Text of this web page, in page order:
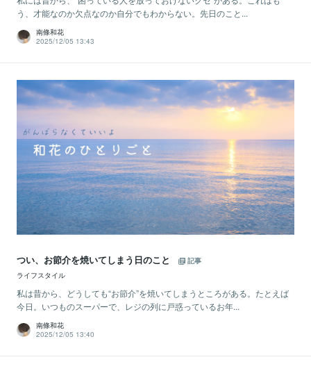
う、才能なのか欠点なのか自分でもわからない。先日のこと...
南條和花
2025/12/05 13:43
つい、お節介を焼いてしまう日のこと
記事
ライフスタイル
私は昔から、どうしても“お節介”を焼いてしまうところがある。たとえば
今日。いつものスーパーで、レジの列に戸惑っているお年...
南條和花
2025/12/05 13:40